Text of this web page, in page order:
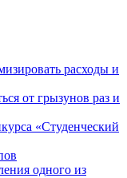
расходы и
от грызунов раз и
«Студенческий
одного из